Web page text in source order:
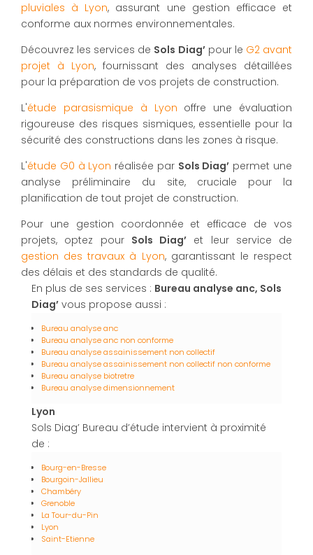
pluviales à Lyon, assurant une gestion efficace et
conforme aux normes environnementales.
Découvrez les services de Sols Diag’pour le G2 avant
projet à Lyon, fournissant des analyses détaillées
pour la préparation de vos projets de construction.
L'étude parasismique à Lyon offre une évaluation
rigoureuse des risques sismiques, essentielle pour la
sécurité des constructions dans les zones à risque.
L'étude G0 à Lyon réalisée par Sols Diag’ permet une
analyse préliminaire du site, cruciale pour la
planification de tout projet de construction.
Pour une gestion coordonnée et efficace de vos
projets, optez pour Sols Diag’ et leur service de
gestion des travaux à Lyon, garantissant le respect
des délais et des standards de qualité.
En plus de ses services : Bureau analyse anc, Sols
Diag’ vous propose aussi :
Bureau analyse anc
Bureau analyse anc non conforme
Bureau analyse assainissement non collectif
Bureau analyse assainissement non collectif non conforme
Bureau analyse biotretre
Bureau analyse dimensionnement
Lyon
Sols Diag’ Bureau d’étude intervient à proximité
de :
Bourg-en-Bresse
Bourgoin-Jallieu
Chambéry
Grenoble
La Tour-du-Pin
Lyon
Saint-Etienne